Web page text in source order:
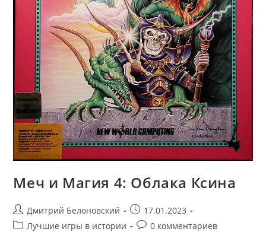
Меч и Магия 4: Облака Ксина
Post
author:
Дмитрий Белоновский
Запись
опубликована:
17.01.2023
PostЛучшие игры в истории
Post0 комментариев